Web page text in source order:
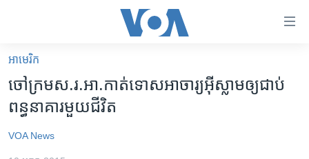
គេហទំព័រ​
ទាក់ទង
និង​
អន្តរជាតិ
អាមេរិក​
ចៅក្រម​ស.រ.អា.កាត់ទោស​អាចារ្យ​អ៊ីស្លាម​ឲ្យ​ជាប់​
ពន្ធ​នាគារ​មួយ​ជីវិត​
VOA News